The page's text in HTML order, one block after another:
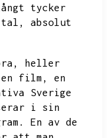
tycker
tal,
absolut
heller
en film,
en
Sverige
i sin
En av de